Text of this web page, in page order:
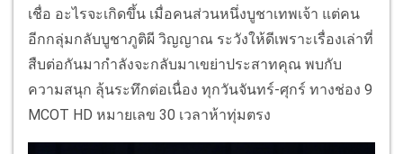
เชื่อ อะไรจะเกิดขึ้น เมื่อคนส่วนหนึ่งบูชาเทพเจ้า แต่คน
อีกกลุ่มกลับบูชาภูติผี วิญญาณ ระวังให้ดีเพราะเรื่องเล่าที่
สืบต่อกันมากำลังจะกลับมาเขย่าประสาทคุณ พบกับ
ความสนุก ลุ้นระทึกต่อเนื่อง ทุกวันจันทร์-ศุกร์ ทางช่อง 9
MCOT HD หมายเลข 30 เวลาห้าทุ่มตรง